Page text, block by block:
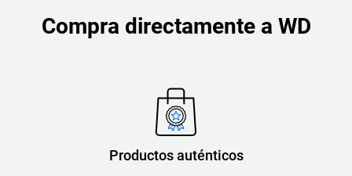
Compra directamente a WD
Productos auténticos